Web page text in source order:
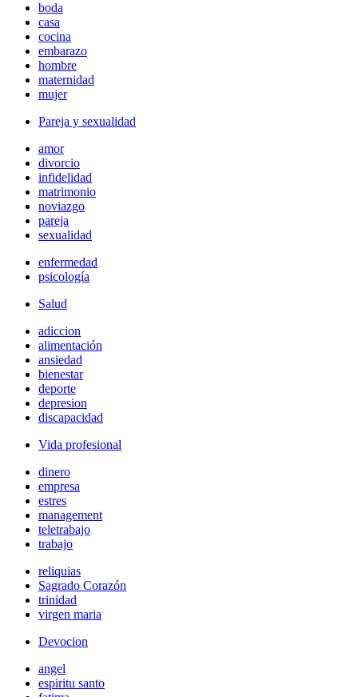
boda
casa
cocina
embarazo
hombre
maternidad
mujer
Pareja y sexualidad
amor
divorcio
infidelidad
matrimonio
noviazgo
pareja
sexualidad
enfermedad
psicología
Salud
adiccion
alimentación
ansiedad
bienestar
deporte
depresion
discapacidad
Vida profesional
dinero
empresa
estres
management
teletrabajo
trabajo
reliquias
Sagrado Corazón
trinidad
virgen maria
Devocion
angel
espiritu santo